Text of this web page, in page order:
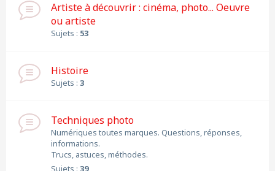
Artiste à découvrir : cinéma, photo... Oeuvre
ou artiste
Sujets : 53
Histoire
Sujets : 3
Techniques photo
Numériques toutes marques. Questions, réponses,
informations.
Trucs, astuces, méthodes.
Sujets : 39